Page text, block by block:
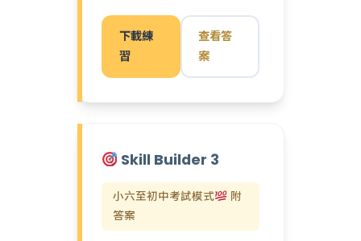
下載練
習
查看答
案
Skill Builder 3
小六至初中考試模式
附
答案